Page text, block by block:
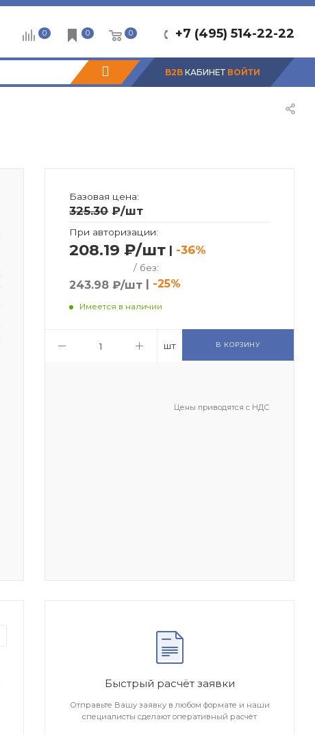
+7 (495) 514-22-22
0 0 0
B2B КАБИНЕТ ВОЙТИ
Базовая цена:
325.30₽/шт
При авторизации:
208.19 ₽/шт | -36%
/ без:
243.98 ₽/шт | -25%
Имеется в наличии
шт В КОРЗИНУ
Цены приводятся с НДС
Быстрый расчёт заявки
Отправьте Вашу заявку в любом формате и наши
специалисты сделают оперативный расчёт